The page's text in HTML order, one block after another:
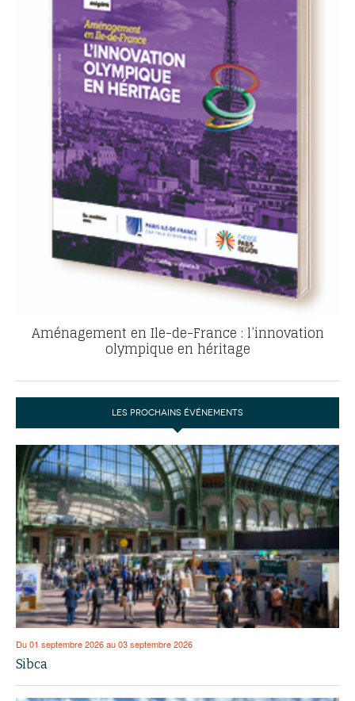
Aménagement en Ile-de-France : l’innovation
olympique en héritage
LES PROCHAINS ÉVÉNEMENTS
Du 01 septembre 2026 au 03 septembre 2026
Sibca